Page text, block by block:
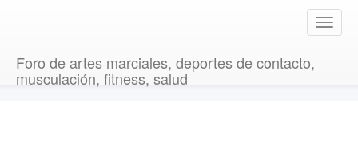
T
o
Foro de artes marciales, deportes de contacto,
musculación, fitness, salud